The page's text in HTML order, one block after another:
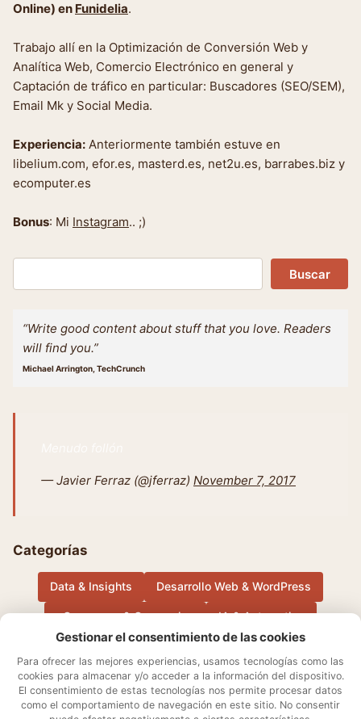
Online) en Funidelia.
Trabajo allí en la Optimización de Conversión Web y
Analítica Web, Comercio Electrónico en general y
Captación de tráfico en particular: Buscadores (SEO/SEM),
Email Mk y Social Media.
Experiencia: Anteriormente también estuve en
libelium.com, efor.es, masterd.es, net2u.es, barrabes.biz y
ecomputer.es
Bonus: Mi Instagram.. ;)
Buscar
“Write good content about stuff that you love. Readers
will find you.”
Michael Arrington, TechCrunch
— Javier Ferraz (@jferraz) November 7, 2017
Categorías
Data & Insights Desarrollo Web & WordPress
eCommerce & Conversion IA & Automation
Música Otros Performance Marketing & Growth
Sobre mí Aviso Legal Contacto
Política de cookies
Declaración de privacidad
Términos y condiciones
Gestionar el consentimiento de las cookies
Para ofrecer las mejores experiencias, usamos tecnologías como las
cookies para almacenar y/o acceder a la información del dispositivo.
El consentimiento de estas tecnologías nos permite procesar datos
como el comportamiento de navegación en este sitio. No consentir